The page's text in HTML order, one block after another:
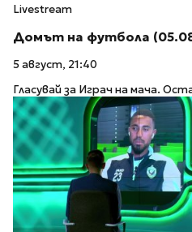
Livestream
Домът на футбола
5 август, 21:40
Гласувай за Играч на мача.